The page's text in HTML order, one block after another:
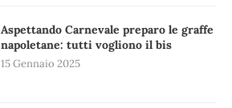
Aspettando Carnevale preparo le graffe
napoletane: tutti vogliono il bis
15 Gennaio 2025